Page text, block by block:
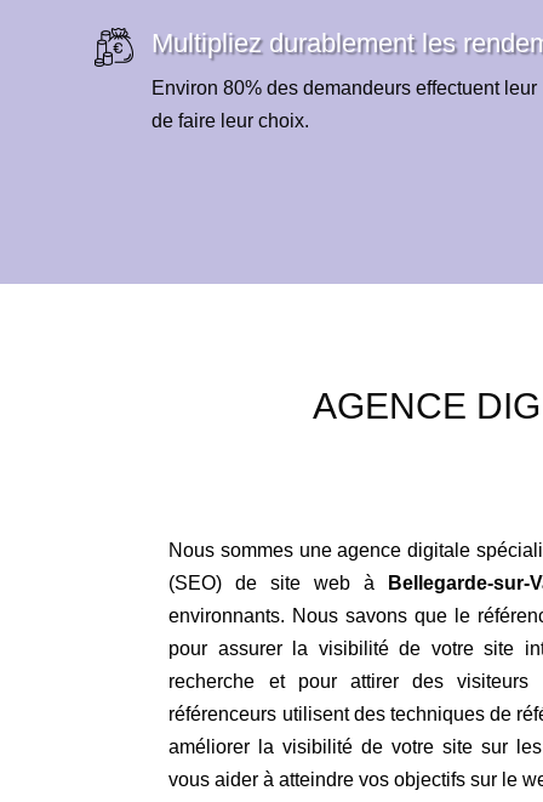
Multipliez durablement les
Environ 80% des demandeurs effectuent
de faire leur choix.
AGENCE
Nous sommes une agence digitale
(SEO) de site web à
Bellegarde-sur-
environnants. Nous savons que le
pour assurer la visibilité de votre site
recherche et pour attirer des
référenceurs utilisent des techniques de
améliorer la visibilité de votre site sur
vous aider à atteindre vos objectifs sur le